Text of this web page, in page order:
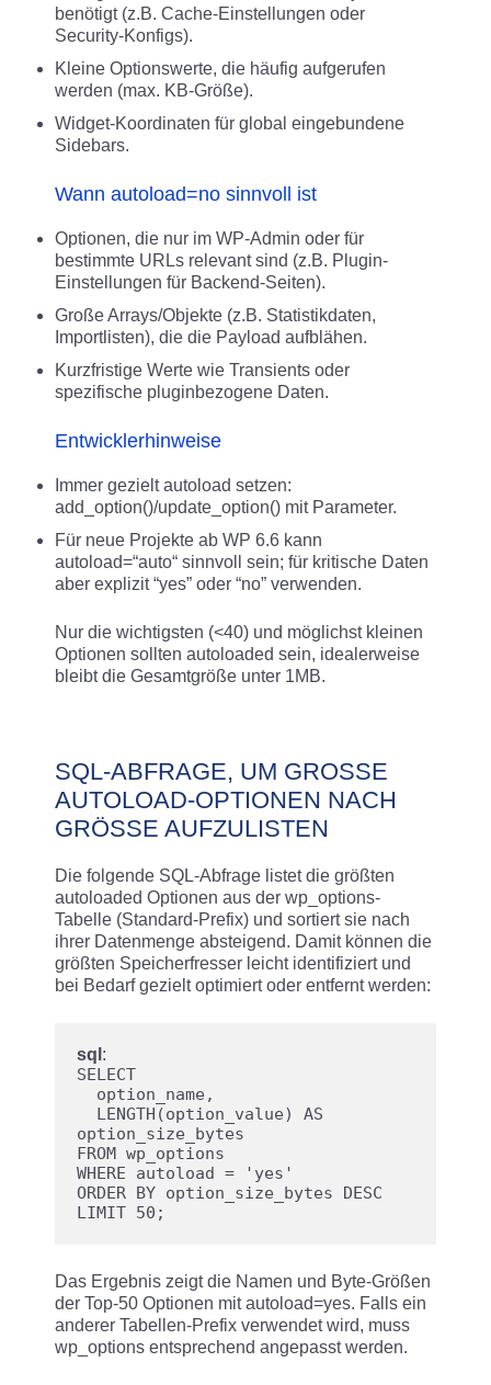
benötigt (z.B. Cache-Einstellungen oder
Security-Konfigs).
Kleine Optionswerte, die häufig aufgerufen
werden (max. KB-Größe).
Widget-Koordinaten für global eingebundene
Sidebars.
Wann autoload=no sinnvoll ist
Optionen, die nur im WP-Admin oder für
bestimmte URLs relevant sind (z.B. Plugin-
Einstellungen für Backend-Seiten).
Große Arrays/Objekte (z.B. Statistikdaten,
Importlisten), die die Payload aufblähen.
Kurzfristige Werte wie Transients oder
spezifische pluginbezogene Daten.
Entwicklerhinweise
Immer gezielt autoload setzen:
add_option()/update_option() mit Parameter.
Für neue Projekte ab WP 6.6 kann
autoload=“auto“ sinnvoll sein; für kritische Daten
aber explizit “yes” oder “no” verwenden.
Nur die wichtigsten (<40) und möglichst kleinen
Optionen sollten autoloaded sein, idealerweise
bleibt die Gesamtgröße unter 1MB.
SQL-ABFRAGE, UM GROSSE A
UTOLOAD-OPTIONEN NACH G
RÖSSE AUFZULISTEN
Die folgende SQL-Abfrage listet die größten
autoloaded Optionen aus der wp_options-
Tabelle (Standard-Prefix) und sortiert sie nach
ihrer Datenmenge absteigend. Damit können die
größten Speicherfresser leicht identifiziert und
bei Bedarf gezielt optimiert oder entfernt werden:
sql :
SELECT
  option_name,
option_size_bytes
FROM wp_options
WHERE autoload = 'yes'
ORDER BY option_size_bytes DESC
LIMIT 50;
Das Ergebnis zeigt die Namen und Byte-Größen
der Top-50 Optionen mit autoload=yes. Falls ein
anderer Tabellen-Prefix verwendet wird, muss
wp_options entsprechend angepasst werden.​